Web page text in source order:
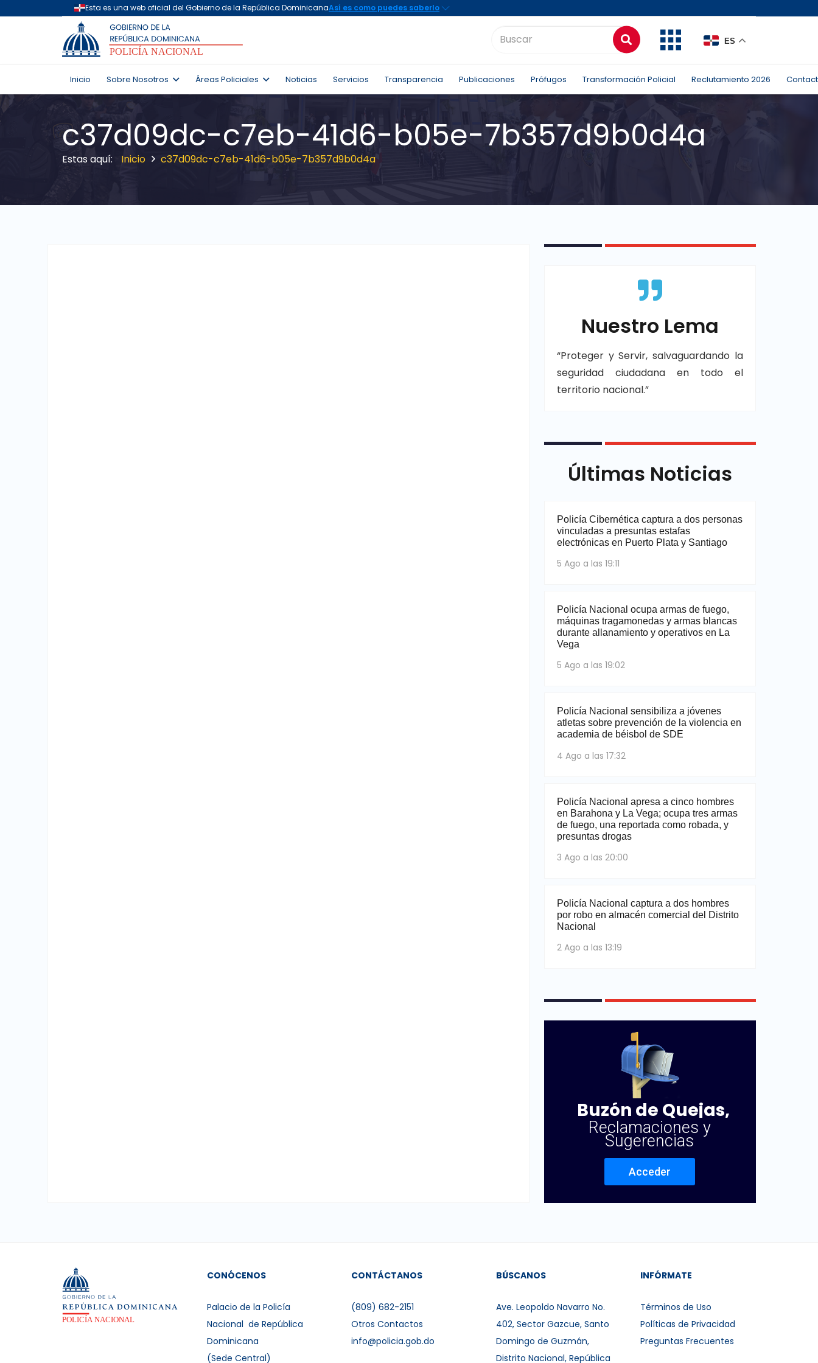
ES
Inicio Sobre Nosotros Áreas Policiales Noticias Servicios Transparencia Publicaciones Prófugos Transformación Policial Reclutamiento 2026
c37d09dc-c7eb-41d6-b05e-7b357d9b0d4a
Inicio c37d09dc-c7eb-41d6-b05e-7b357d9b0d4a
Nuestro Lema
“Proteger y Servir, salvaguardando la
seguridad ciudadana en todo el
territorio nacional.”
Últimas Noticias
Policía Cibernética captura a dos personas
vinculadas a presuntas estafas
electrónicas en Puerto Plata y Santiago
5 Ago a las 19:11
Policía Nacional ocupa armas de fuego,
máquinas tragamonedas y armas blancas
durante allanamiento y operativos en La
Vega
5 Ago a las 19:02
Policía Nacional sensibiliza a jóvenes
atletas sobre prevención de la violencia en
academia de béisbol de SDE
4 Ago a las 17:32
Policía Nacional apresa a cinco hombres
en Barahona y La Vega; ocupa tres armas
de fuego, una reportada como robada, y
presuntas drogas
3 Ago a las 20:00
Policía Nacional captura a dos hombres
por robo en almacén comercial del Distrito
Nacional
2 Ago a las 13:19
Buzón de Quejas,
Reclamaciones y
Sugerencias
Acceder
CONÓCENOS
Palacio de la Policía
Nacional de República
Dominicana
(Sede Central)
CONTÁCTANOS
(809) 682-2151
Otros Contactos
info@policia.gob.do
BÚSCANOS
Ave. Leopoldo Navarro No.
402, Sector Gazcue, Santo
Domingo de Guzmán,
Distrito Nacional, República
INFÓRMATE
Términos de Uso
Políticas de Privacidad
Preguntas Frecuentes